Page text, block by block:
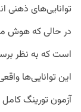
توانایی‌های ذهنی
در حالی که
است که به نظر
این توانایی‌ها
آزمون تورینگ